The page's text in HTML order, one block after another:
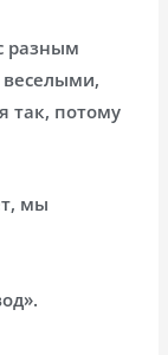
разным
веселыми,
так, потому
мы